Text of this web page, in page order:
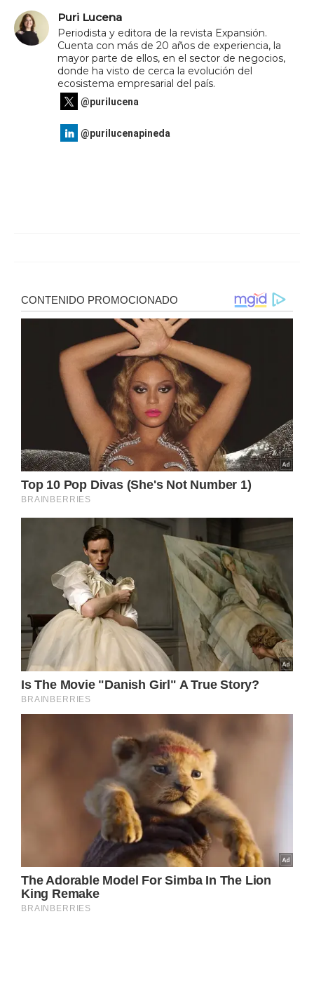
Puri Lucena
Periodista y editora de la revista Expansión.
Cuenta con más de 20 años de experiencia, la
mayor parte de ellos, en el sector de negocios,
donde ha visto de cerca la evolución del
ecosistema empresarial del país.
@purilucena
@purilucenapineda